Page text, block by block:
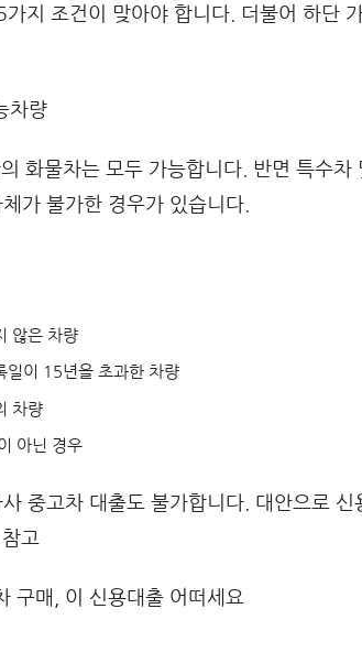
5가지 조건이 맞아야 합니다. 더불어 하단
화물차는 모두 가능합니다. 반면 특수차
가 불가한 경우가 있습니다.
않은 차량
일이 15년을 초과한 차량
차량
아닌 경우
중고차 대출도 불가합니다. 대안으로 신
고